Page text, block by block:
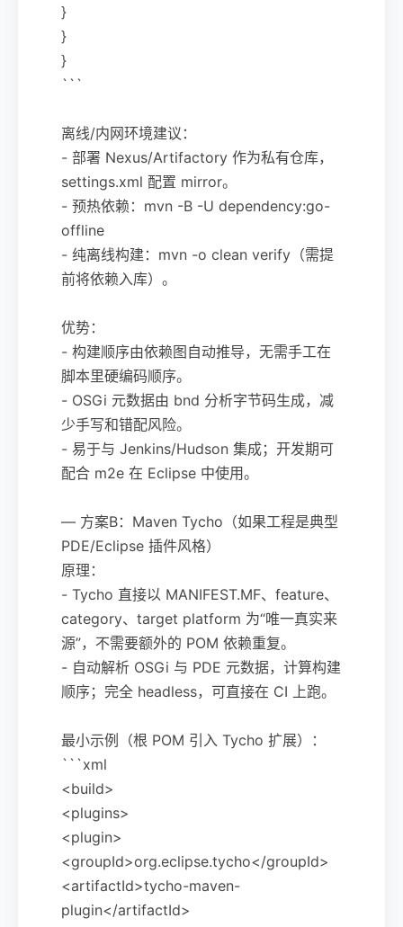
}
}
}
```
离线/内网环境建议：
- 部署 Nexus/Artifactory 作为私有仓库，
settings.xml 配置 mirror。
- 预热依赖：mvn -B -U dependency:go-
offline
- 纯离线构建：mvn -o clean verify（需提
前将依赖入库）。
优势：
- 构建顺序由依赖图自动推导，无需手工在
脚本里硬编码顺序。
- OSGi 元数据由 bnd 分析字节码生成，减
少手写和错配风险。
- 易于与 Jenkins/Hudson 集成；开发期可
配合 m2e 在 Eclipse 中使用。
— 方案B：Maven Tycho（如果工程是典型
PDE/Eclipse 插件风格）
原理：
- Tycho 直接以 MANIFEST.MF、feature、
category、target platform 为“唯一真实来
源”，不需要额外的 POM 依赖重复。
- 自动解析 OSGi 与 PDE 元数据，计算构建
顺序；完全 headless，可直接在 CI 上跑。
最小示例（根 POM 引入 Tycho 扩展）：
```xml
<build>
<plugins>
<plugin>
<groupId>org.eclipse.tycho</groupId>
<artifactId>tycho-maven-
plugin</artifactId>